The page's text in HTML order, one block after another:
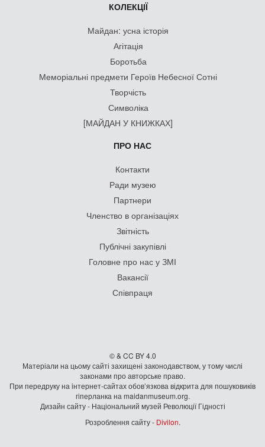
КОЛЕКЦІЇ
Майдан: усна історія
Агітація
Боротьба
Меморіальні предмети Героїв Небесної Сотні
Творчість
Символіка
[МАЙДАН У КНИЖКАХ]
ПРО НАС
Контакти
Ради музею
Партнери
Членство в організаціях
Звітність
Публічні закупівлі
Головне про нас у ЗМІ
Вакансії
Співпраця
© & CC BY 4.0
Матеріали на цьому сайті захищені законодавством, у тому числі
законами про авторське право.
При передруку на iнтернет-сайтах обов’язкова відкрита для пошуковиків
гiперланка на maidanmuseum.org.
Дизайн сайту - Національний музей Революції Гідності
Розроблення сайту - Divilon.